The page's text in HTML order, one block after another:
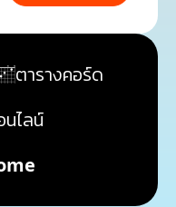
ตารางคอร์ด
นไลน์